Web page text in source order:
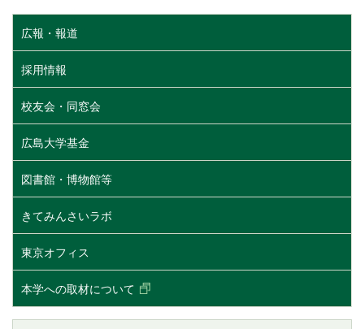
広報・報道
採用情報
校友会・同窓会
広島大学基金
図書館・博物館等
きてみんさいラボ
東京オフィス
本学への取材について